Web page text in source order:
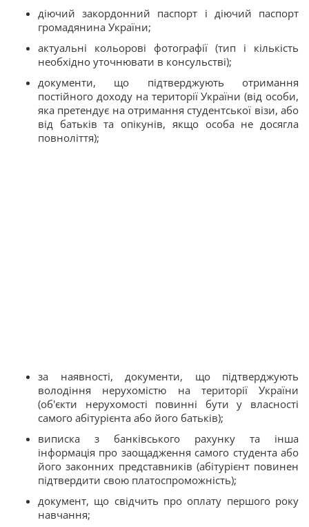
діючий закордонний паспорт і діючий паспорт
громадянина України;
актуальні кольорові фотографії (тип і кількість
необхідно уточнювати в консульстві);
документи, що підтверджують отримання
постійного доходу на території України (від особи,
яка претендує на отримання студентської візи, або
від батьків та опікунів, якщо особа не досягла
повноліття);
за наявності, документи, що підтверджують
володіння нерухомістю на території України
(об'єкти нерухомості повинні бути у власності
самого абітурієнта або його батьків);
виписка з банківського рахунку та інша
інформація про заощадження самого студента або
його законних представників (абітурієнт повинен
підтвердити свою платоспроможність);
документ, що свідчить про оплату першого року
навчання;